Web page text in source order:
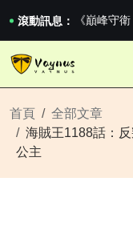
滾動訊息：
男生找物
2026澳網
《巔峰守
《巔峰守衛
首頁
全部文章
海賊王1188話：
公主